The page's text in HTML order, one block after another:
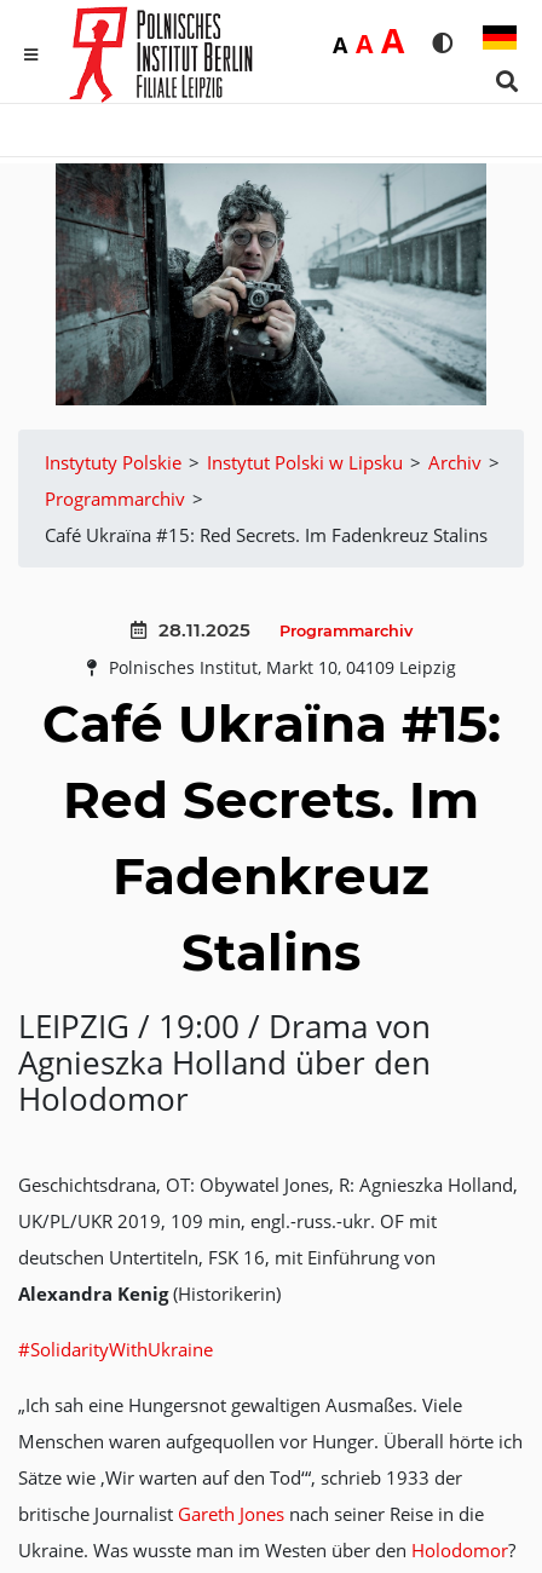
Rozmiar
ADomyślna
AŚrednia
ADużaWersja
Instytuty Polskie > Instytut Polski w Lipsku > Archiv >
Programmarchiv >
Café Ukraїna #15: Red Secrets. Im Fadenkreuz Stalins
28.11.2025 Programmarchiv
Polnisches Institut, Markt 10, 04109 Leipzig
Café Ukraїna #15:
Red Secrets. Im
Fadenkreuz
Stalins
LEIPZIG / 19:00 / Drama von
Agnieszka Holland über den
Holodomor
Geschichtsdrana, OT: Obywatel Jones, R: Agnieszka Holland,
UK/PL/UKR 2019, 109 min, engl.-russ.-ukr. OF mit
deutschen Untertiteln, FSK 16, mit Einführung von
Alexandra Kenig(Historikerin)
#SolidarityWithUkraine
„Ich sah eine Hungersnot gewaltigen Ausmaßes. Viele
Menschen waren aufgequollen vor Hunger. Überall hörte ich
Sätze wie ‚Wir warten auf den Tod‘“, schrieb 1933 der
britische Journalist Gareth Jones nach seiner Reise in die
Ukraine. Was wusste man im Westen über den Holodomor?